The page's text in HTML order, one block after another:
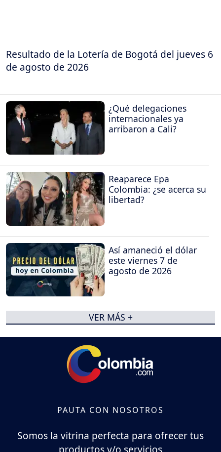
Resultado de la Lotería de Bogotá del jueves 6
de agosto de 2026
¿Qué delegaciones
internacionales ya
arribaron a Cali?
Reaparece Epa
Colombia: ¿se acerca su
libertad?
Así amaneció el dólar
este viernes 7 de
agosto de 2026
VER MÁS +
PAUTA CON NOSOTROS
Somos la vitrina perfecta para ofrecer tus
productos y/o servicios